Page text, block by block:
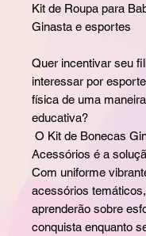
Kit de Roupa para
Ginasta e esportes
Quer incentivar seu
interessar por
física de uma
educativa?
O Kit de Bonecas
Acessórios é a
Com uniforme
acessórios
aprenderão sobre
conquista enquanto